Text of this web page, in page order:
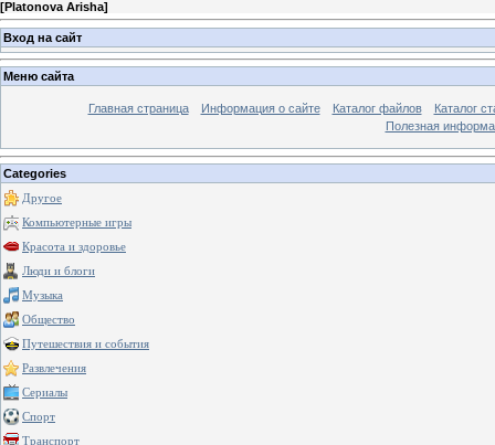
[Platonova Arisha]
Вход на сайт
Меню сайта
Главная страница Информация о сайте Каталог файлов
Каталог
Полезная
Categories
Другое
Компьютерные игры
Красота и здоровье
Люди и блоги
Музыка
Общество
Путешествия и события
Развлечения
Сериалы
Спорт
Транспорт